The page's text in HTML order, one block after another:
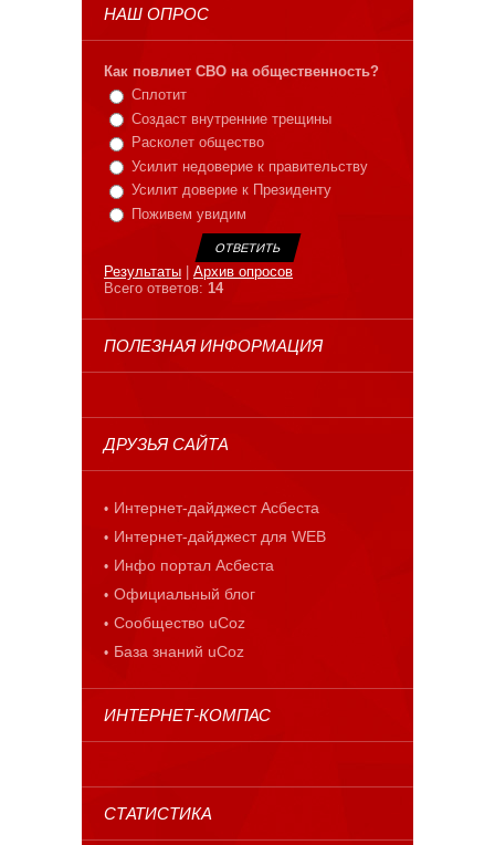
НАШ ОПРОС
Как повлиет СВО на общественность?
Сплотит
Создаст внутренние трещины
Расколет общество
Усилит недоверие к правительству
Усилит доверие к Президенту
Поживем увидим
Результаты
Архив опросов
Всего ответов: 14
ПОЛЕЗНАЯ ИНФОРМАЦИЯ
ДРУЗЬЯ САЙТА
Интернет-дайджест Асбеста
Интернет-дайджест для WEB
Инфо портал Асбеста
Официальный блог
Сообщество uCoz
База знаний uCoz
ИНТЕРНЕТ-КОМПАС
СТАТИСТИКА